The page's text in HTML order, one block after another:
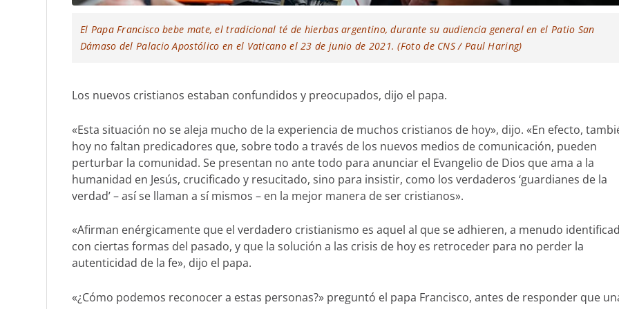
El Papa Francisco bebe mate, el tradicional té de hierbas argentino, durante su audiencia general en el Patio San
Dámaso del Palacio Apostólico en el Vaticano el 23 de junio de 2021. (Foto de CNS / Paul Haring)
Los nuevos cristianos estaban confundidos y preocupados, dijo el papa.
«Esta situación no se aleja mucho de la experiencia de muchos cristianos de hoy», dijo. «En efecto,
hoy no faltan predicadores que, sobre todo a través de los nuevos medios de comunicación, pueden
perturbar la comunidad. Se presentan no ante todo para anunciar el Evangelio de Dios que ama a la
humanidad en Jesús, crucificado y resucitado, sino para insistir, como los verdaderos ‘guardianes de la
verdad’ – así se llaman a sí mismos – en la mejor manera de ser cristianos».
«Afirman enérgicamente que el verdadero cristianismo es aquel al que se adhieren, a menudo
con ciertas formas del pasado, y que la solución a las crisis de hoy es retroceder para no perder la
autenticidad de la fe», dijo el papa.
«¿Cómo podemos reconocer a estas personas?» preguntó el papa Francisco, antes de responder que